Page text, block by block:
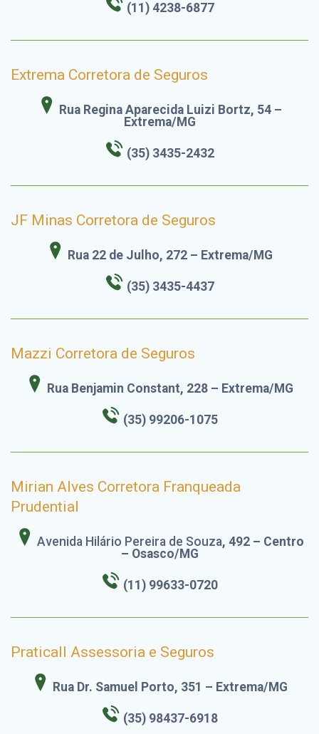
(11) 4238-6877
Extrema Corretora de Seguros
Rua Regina Aparecida Luizi Bortz, 54 –
Extrema/MG
(35) 3435-2432
JF Minas Corretora de Seguros
Rua 22 de Julho, 272 – Extrema/MG
(35) 3435-4437
Mazzi Corretora de Seguros
Rua Benjamin Constant, 228 – Extrema/MG
(35) 99206-1075
Mirian Alves Corretora Franqueada
Prudential
Avenida Hilário Pereira de Souza, 492 – Centro
– Osasco/MG
(11) 99633-0720
Praticall Assessoria e Seguros
Rua Dr. Samuel Porto, 351 – Extrema/MG
(35) 98437-6918